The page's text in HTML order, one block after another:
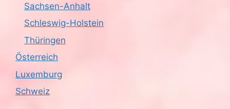
Sachsen-Anhalt
Schleswig-Holstein
Thüringen
Österreich
Luxemburg
Schweiz